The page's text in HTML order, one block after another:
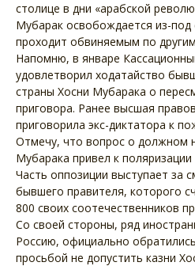
столице в дни «арабской
Мубарак освобождается из-под
проходит обвиняемым по
Напомню, в январе
удовлетворил ходатайство
страны Хосни Мубарака о
приговора. Ранее высшая
приговорила экс-диктатора к
Отмечу, что вопрос о должном
Мубарака привел к
Часть оппозиции выступает за
бывшего правителя, которого
800 своих соотечественников
Со своей стороны, ряд
Россию, официально
просьбой не допустить казни